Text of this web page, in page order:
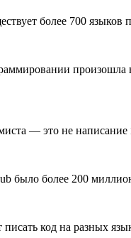
более 700 языков
произошла
— это не
было более 200
код на разных